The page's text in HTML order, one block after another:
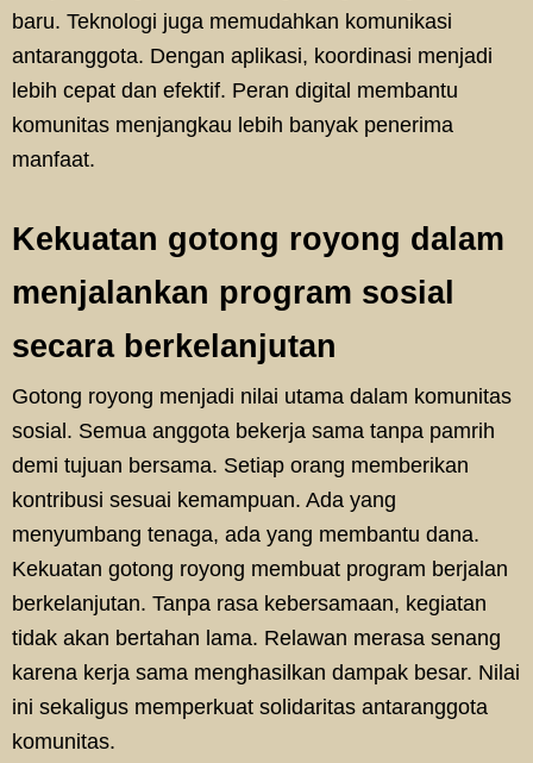
baru. Teknologi juga memudahkan komunikasi
antaranggota. Dengan aplikasi, koordinasi menjadi
lebih cepat dan efektif. Peran digital membantu
komunitas menjangkau lebih banyak penerima
manfaat.
Kekuatan gotong royong dalam
menjalankan program sosial
secara berkelanjutan
Gotong royong menjadi nilai utama dalam komunitas
sosial. Semua anggota bekerja sama tanpa pamrih
demi tujuan bersama. Setiap orang memberikan
kontribusi sesuai kemampuan. Ada yang
menyumbang tenaga, ada yang membantu dana.
Kekuatan gotong royong membuat program berjalan
berkelanjutan. Tanpa rasa kebersamaan, kegiatan
tidak akan bertahan lama. Relawan merasa senang
karena kerja sama menghasilkan dampak besar. Nilai
ini sekaligus memperkuat solidaritas antaranggota
komunitas.